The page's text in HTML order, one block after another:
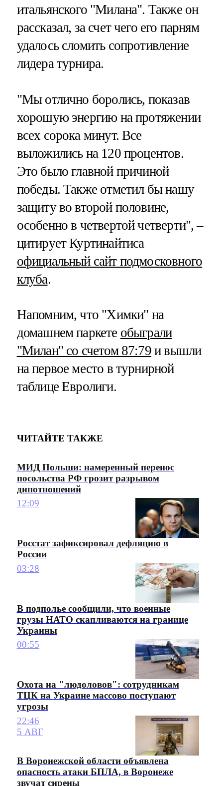
итальянского "Милана". Также он
рассказал, за счет чего его парням
удалось сломить сопротивление
лидера турнира.
"Мы отлично боролись, показав
хорошую энергию на протяжении
всех сорока минут. Все
выложились на 120 процентов.
Это было главной причиной
победы. Также отметил бы нашу
защиту во второй половине,
особенно в четвертой четверти", –
цитирует Куртинайтиса
официальный сайт подмосковного
клуба.
Напомним, что "Химки" на
домашнем паркете обыграли
"Милан" со счетом 87:79и вышли
на первое место в турнирной
таблице Евролиги.
ЧИТАЙТЕ ТАКЖЕ
МИД Польши: намеренный перенос
посольства РФ грозит разрывом
дипотношений
12:09
Росстат зафиксировал дефляцию в
России
03:28
В подполье сообщили, что военные
грузы НАТО скапливаются на границе
Украины
00:55
Охота на "людоловов": сотрудникам
ТЦК на Украине массово поступают
угрозы
22:46
5 АВГ
В Воронежской области объявлена
опасность атаки БПЛА, в Воронеже
звучат сирены